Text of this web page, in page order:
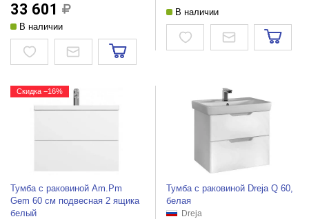
33 601
В наличии
В наличии
Скидка −16%
Тумба с раковиной Am.Pm
Gem 60 см подвесная 2 ящика
белый
Тумба с раковиной Dreja Q 60,
белая
Dreja